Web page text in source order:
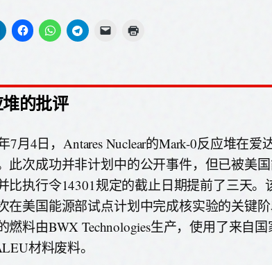
的批评
7月4日，Antares Nuclear的Mark-0反应堆在
此次成功并非计划中的公开事件，但已被美
比执行令14301规定的截止日期提前了三天。
在美国能源部试点计划中完成核实验的关键
燃料由BWX Technologies生产，使用了来自
材料废料。